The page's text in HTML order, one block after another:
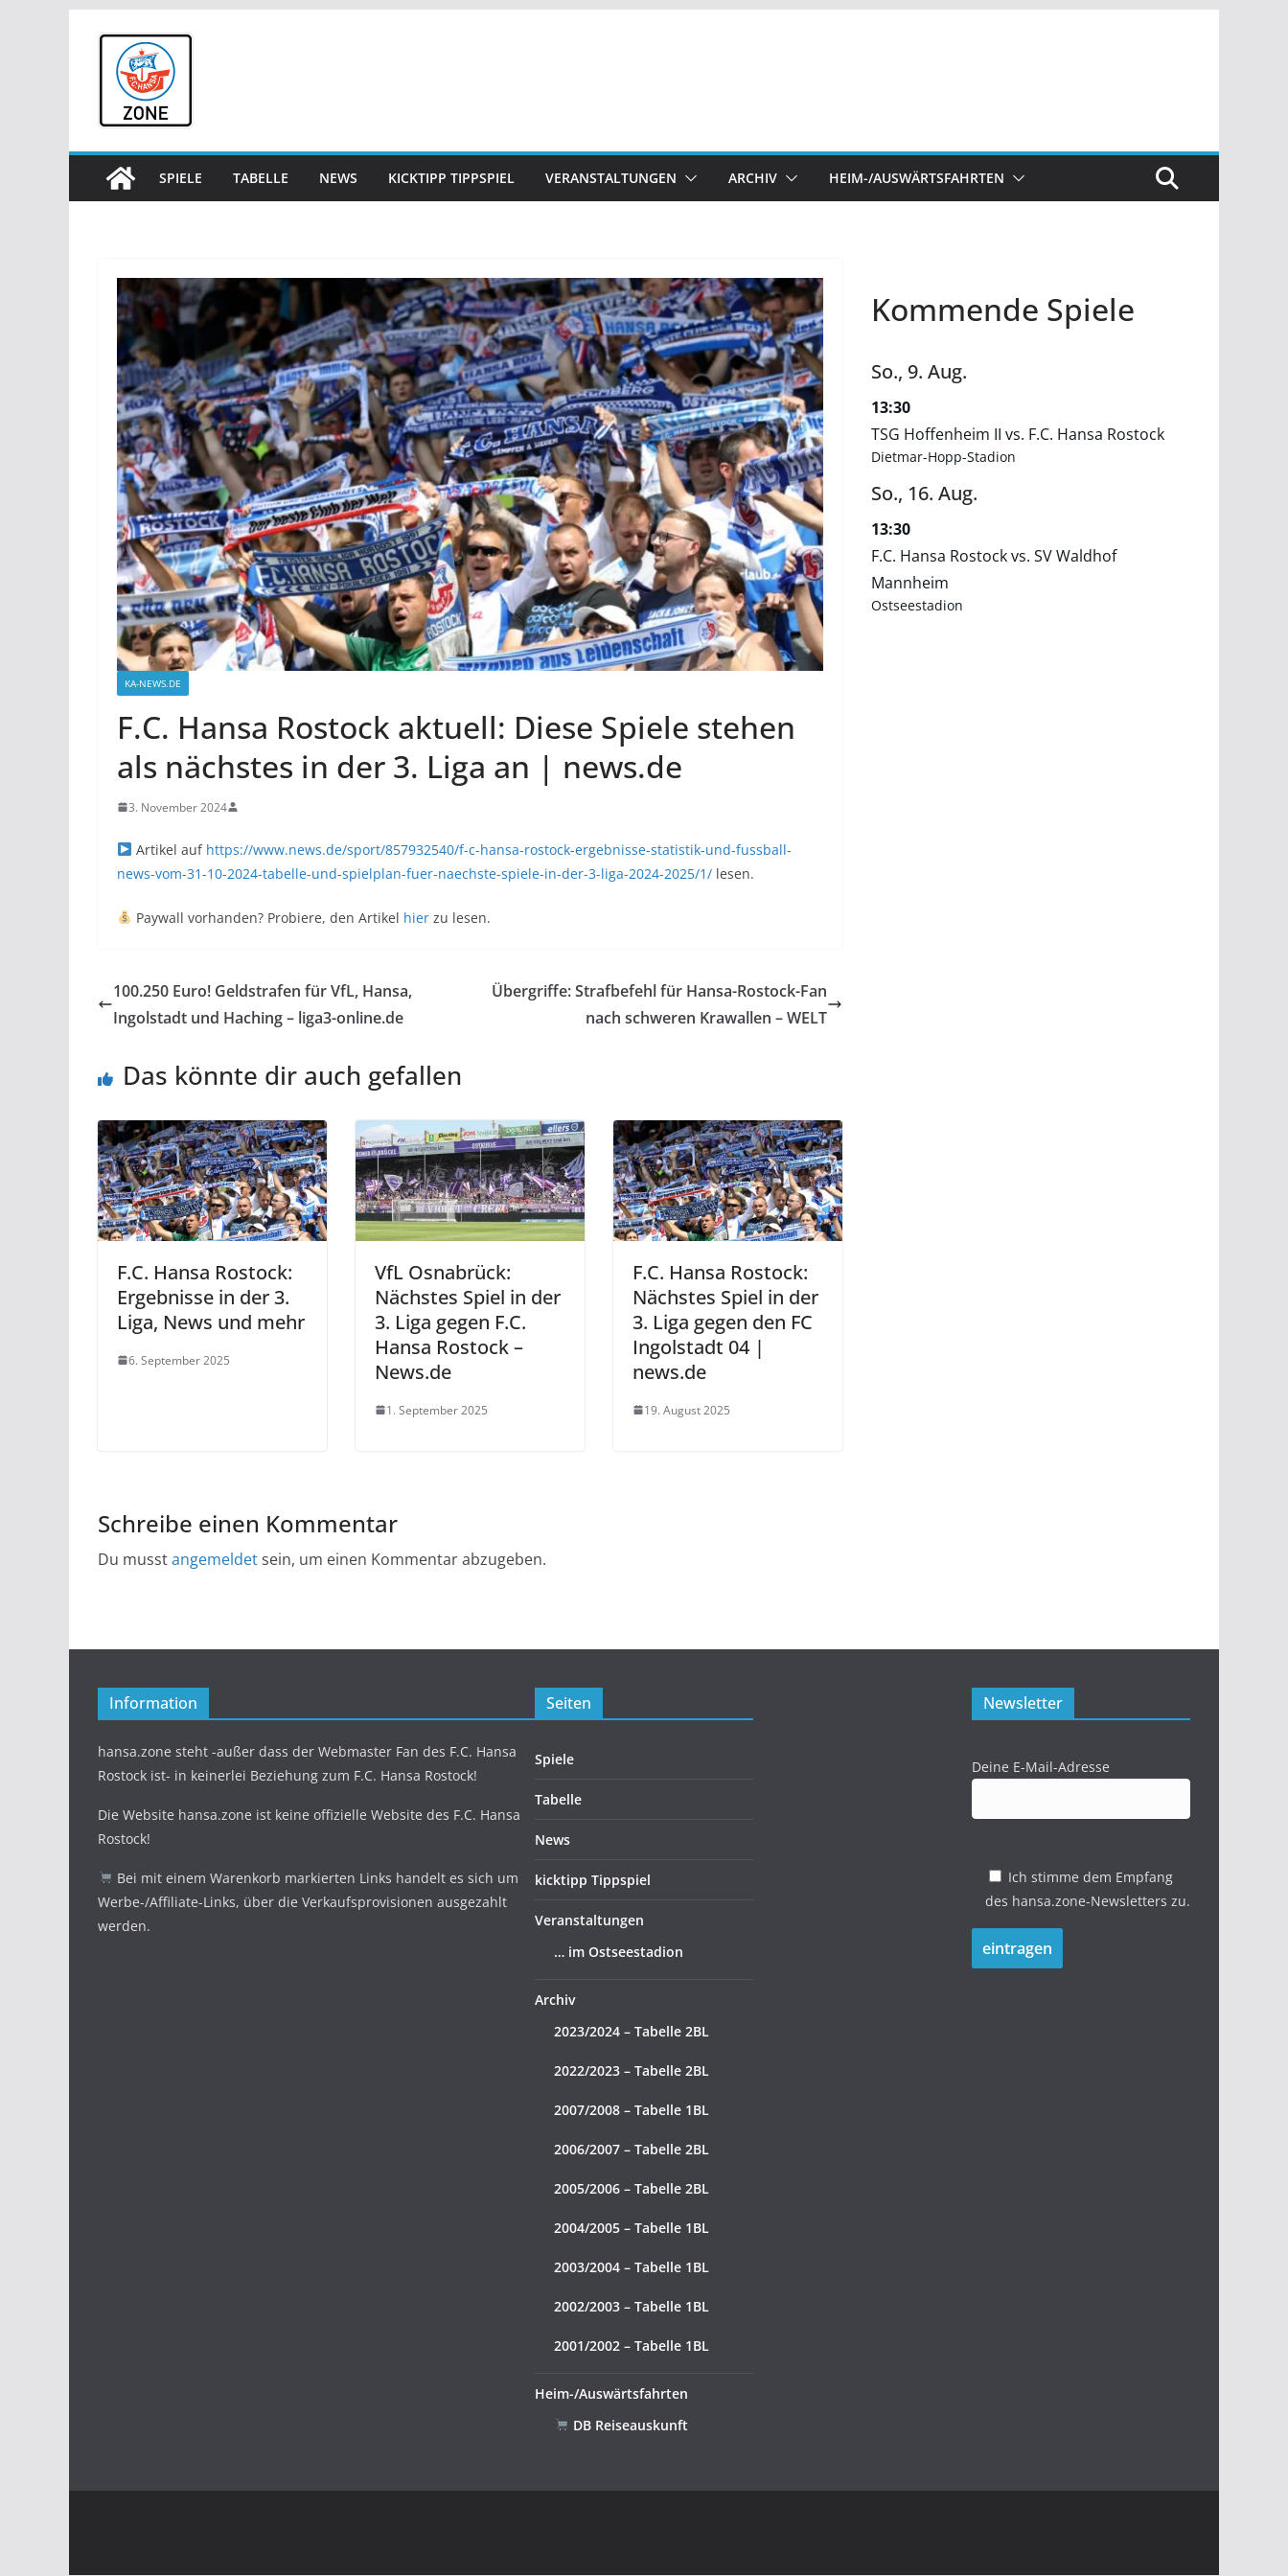
springen
SPIELE TABELLE NEWS KICKTIPP TIPPSPIEL VERANSTALTUNGEN ARCHIV HEIM-/AUSWÄRTSFAHRTEN
KA-NEWS.DE
F.C. Hansa Rostock aktuell: Diese Spiele stehen
als nächstes in der 3. Liga an | news.de
3. November 2024
Artikel auf https://www.news.de/sport/857932540/f-c-hansa-rostock-ergebnisse-statistik-und-fussball-
news-vom-31-10-2024-tabelle-und-spielplan-fuer-naechste-spiele-in-der-3-liga-2024-2025/1/ lesen.
Paywall vorhanden? Probiere, den Artikel hierzu lesen.
100.250 Euro! Geldstrafen für VfL, Hansa,
Ingolstadt und Haching – liga3-online.de
Übergriffe: Strafbefehl für Hansa-Rostock-Fan
nach schweren Krawallen – WELT
Das könnte dir auch gefallen
F.C. Hansa Rostock:
Ergebnisse in der 3.
Liga, News und mehr
6. September 2025
VfL Osnabrück:
Nächstes Spiel in der
3. Liga gegen F.C.
Hansa Rostock –
News.de
1. September 2025
F.C. Hansa Rostock:
Nächstes Spiel in der
3. Liga gegen den FC
Ingolstadt 04 |
news.de
19. August 2025
Schreibe einen Kommentar
Du musstangemeldetsein, um einen Kommentar abzugeben.
Kommende Spiele
So., 9. Aug.
13:30
TSG Hoffenheim II vs. F.C. Hansa Rostock
Dietmar-Hopp-Stadion
So., 16. Aug.
13:30
F.C. Hansa Rostock vs. SV Waldhof
Mannheim
Ostseestadion
Information
hansa.zone steht -außer dass der Webmaster Fan des F.C. Hansa
Rostock ist- in keinerlei Beziehung zum F.C. Hansa Rostock!
Die Website hansa.zone ist keine offizielle Website des F.C. Hansa
Rostock!
Bei mit einem Warenkorb markierten Links handelt es sich um
Werbe-/Affiliate-Links, über die Verkaufsprovisionen ausgezahlt
werden.
Seiten
Spiele
Tabelle
News
kicktipp Tippspiel
Veranstaltungen
… im Ostseestadion
Archiv
2023/2024 – Tabelle 2BL
2022/2023 – Tabelle 2BL
2007/2008 – Tabelle 1BL
2006/2007 – Tabelle 2BL
2005/2006 – Tabelle 2BL
2004/2005 – Tabelle 1BL
2003/2004 – Tabelle 1BL
2002/2003 – Tabelle 1BL
2001/2002 – Tabelle 1BL
Heim-/Auswärtsfahrten
DB Reiseauskunft
Newsletter
Deine E-Mail-Adresse
Ich stimme dem Empfang
des hansa.zone-Newsletters zu.